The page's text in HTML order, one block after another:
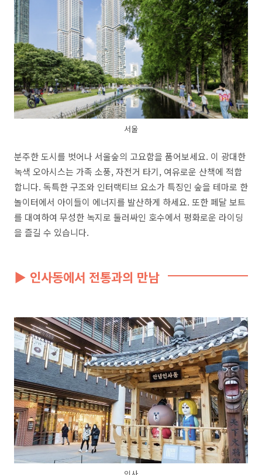
서울
분주한 도시를 벗어나 서울숲의 고요함을 품어보세요. 이 광대한
녹색 오아시스는 가족 소풍,자전거 타기, 여유로운 산책에 적합
합니다. 독특한 구조와 인터랙티브 요소가 특징인 숲을 테마로 한
놀이터에서 아이들이 에너지를 발산하게 하세요. 또한 페달 보트
를 대여하여 무성한 녹지로 둘러싸인 호수에서 평화로운 라이딩
을 즐길 수 있습니다.
▶ 인사동에서 전통과의 만남